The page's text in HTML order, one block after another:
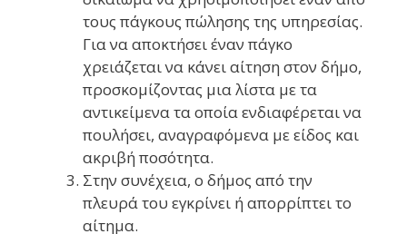
τους πάγκους πώλησης της υπηρεσίας.
Για να αποκτήσει έναν πάγκο
χρειάζεται να κάνει αίτηση στον δήμο,
προσκομίζοντας μια λίστα με τα
αντικείμενα τα οποία ενδιαφέρεται να
πουλήσει, αναγραφόμενα με είδος και
ακριβή ποσότητα.
Στην συνέχεια, ο δήμος από την
πλευρά του εγκρίνει ή απορρίπτει το
αίτημα.